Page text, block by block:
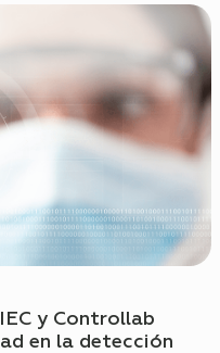
y Controllab
en la detección